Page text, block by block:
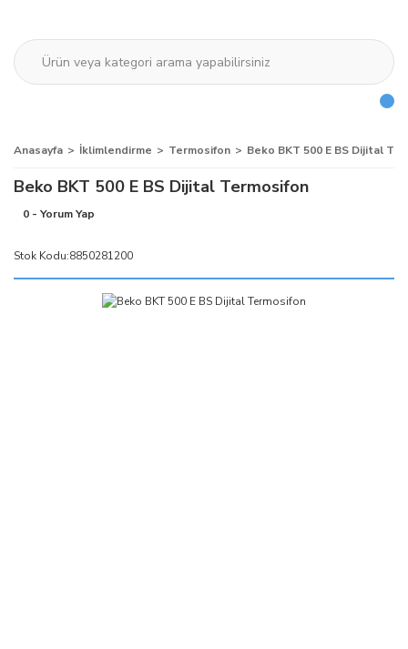
Anasayfa İklimlendirme Termosifon Beko BKT 500 E BS Dijital
Beko BKT 500 E BS Dijital Termosifon
0 - Yorum Yap
Stok Kodu:8850281200